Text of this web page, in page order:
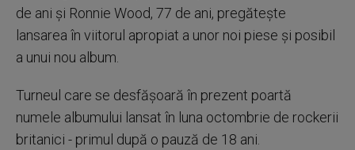
de ani şi Ronnie Wood, 77 de ani, pregăteşte
lansarea în viitorul apropiat a unor noi piese şi posibil
a unui nou album.
Turneul care se desfăşoară în prezent poartă
numele albumului lansat în luna octombrie de rockerii
britanici - primul după o pauză de 18 ani.